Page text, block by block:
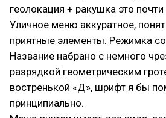
геолокация + ракушка это почти
Уличное меню аккуратное,
приятные элементы. Режимка
Название набрано с немного
разрядкой геометрическим
востренькой «Д», шрифт я бы
принципиально.